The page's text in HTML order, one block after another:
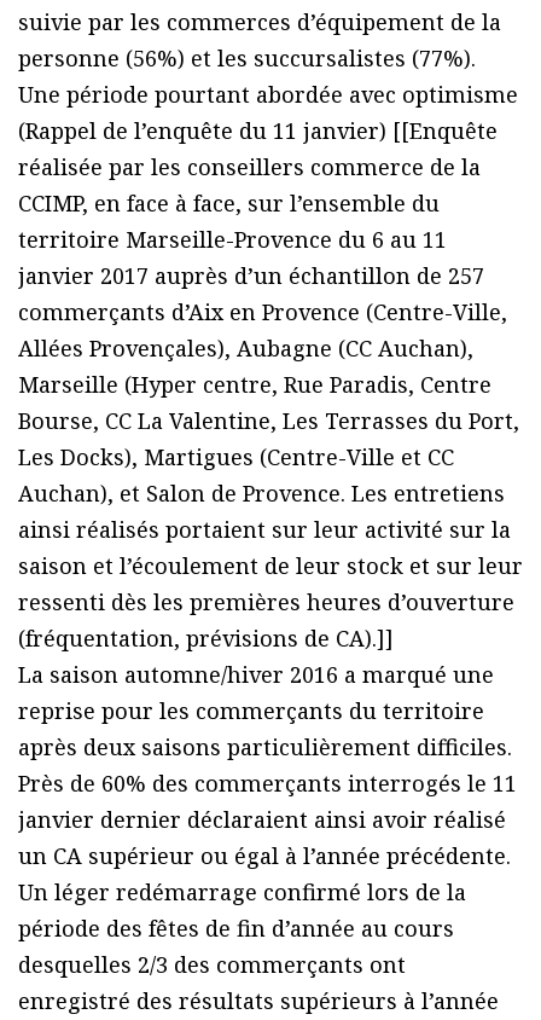
suivie par les commerces d’équipement de la
personne (56%) et les succursalistes (77%).
Une période pourtant abordée avec optimisme
(Rappel de l’enquête du 11 janvier) [[Enquête
réalisée par les conseillers commerce de la
CCIMP, en face à face, sur l’ensemble du
territoire Marseille-Provence du 6 au 11
janvier 2017 auprès d’un échantillon de 257
commerçants d’Aix en Provence (Centre-Ville,
Allées Provençales), Aubagne (CC Auchan),
Marseille (Hyper centre, Rue Paradis, Centre
Bourse, CC La Valentine, Les Terrasses du Port,
Les Docks), Martigues (Centre-Ville et CC
Auchan), et Salon de Provence. Les entretiens
ainsi réalisés portaient sur leur activité sur la
saison et l’écoulement de leur stock et sur leur
ressenti dès les premières heures d’ouverture
(fréquentation, prévisions de CA).]]
La saison automne/hiver 2016 a marqué une
reprise pour les commerçants du territoire
après deux saisons particulièrement difficiles.
Près de 60% des commerçants interrogés le 11
janvier dernier déclaraient ainsi avoir réalisé
un CA supérieur ou égal à l’année précédente.
Un léger redémarrage confirmé lors de la
période des fêtes de fin d’année au cours
desquelles 2/3 des commerçants ont
enregistré des résultats supérieurs à l’année